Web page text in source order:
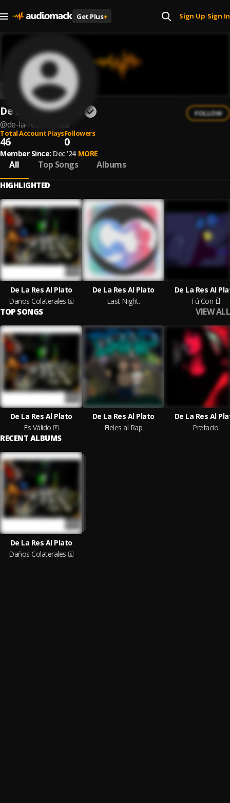
Get Plus+ Sign Up| Sign In
De La Res Al Plato
@de-la-res-al-plato
FOLLOW
Total Account Plays
46
Followers
0
Member Since: Dec '24 MORE
All Top Songs Albums
HIGHLIGHTED
De La Res Al Plato
Daños Colaterales
De La Res Al Plato
Last Night.
De La Res Al
Tú Con Él
TOP SONGS VIEW ALL
De La Res Al Plato
Es Válido
De La Res Al Plato
Fieles al Rap
De La Res Al
Prefacio
RECENT ALBUMS
De La Res Al Plato
Daños Colaterales